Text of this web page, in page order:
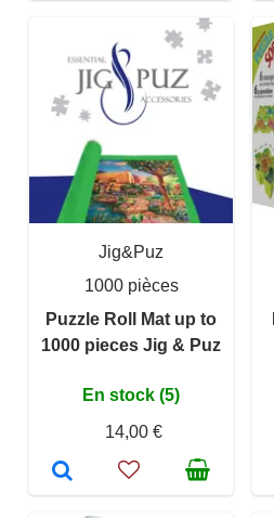
Jig&Puz
1000 pièces
Puzzle Roll Mat up to
1000 pieces Jig & Puz
En stock (5)
14,00 €